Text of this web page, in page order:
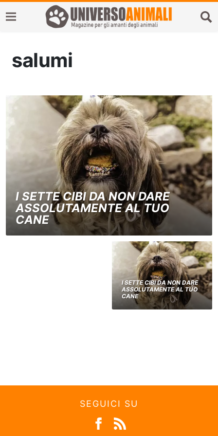
salumi
I SETTE CIBI DA NON DARE
ASSOLUTAMENTE AL TUO
CANE
I SETTE CIBI DA NON DARE
ASSOLUTAMENTE AL TUO
CANE
SEGUICI SU